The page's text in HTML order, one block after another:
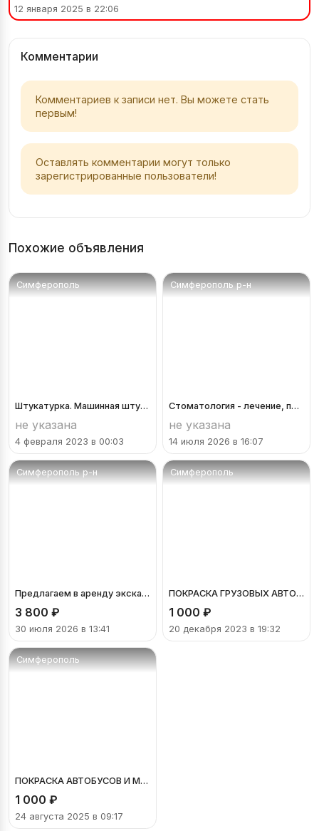
12 января 2025 в 22:06
Комментарии
Комментариев к записи нет. Вы можете стать
первым!
Оставлять комментарии могут только
зарегистрированные пользователи!
Похожие объявления
Симферополь
Штукатурка. Машинная штукатурка. Гипсовая штукатурка
не указана
4 февраля 2023 в 00:03
Симферополь р-н
Стоматология - лечение, протезирование, имплантация, ортодонтия, отб...
не указана
14 июля 2026 в 16:07
Симферополь р-н
Предлагаем в аренду экскаватор-погрузчик JCB 5 CX с гидромолотом
3 800 ₽
30 июля 2026 в 13:41
Симферополь
ПОКРАСКА ГРУЗОВЫХ АВТОМОБИЛЕЙ И СПЕЦТЕХНИКИ
1 000 ₽
20 декабря 2023 в 19:32
Симферополь
ПОКРАСКА АВТОБУСОВ И МИКРОАВТОБУСОВ .
1 000 ₽
24 августа 2025 в 09:17